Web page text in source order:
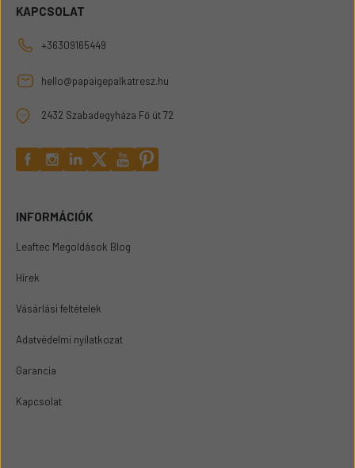
KAPCSOLAT
+36309165449
hello@papaigepalkatresz.hu
2432 Szabadegyháza Fő út 72
INFORMÁCIÓK
Leaftec Megoldások Blog
Hírek
Vásárlási feltételek
Adatvédelmi nyilatkozat
Garancia
Kapcsolat